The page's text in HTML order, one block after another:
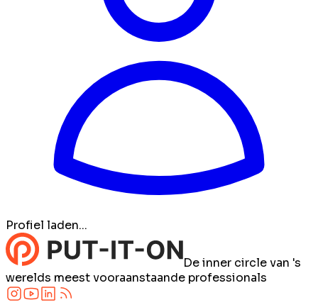
Profiel laden...
De inner circle van 's
werelds meest vooraanstaande professionals